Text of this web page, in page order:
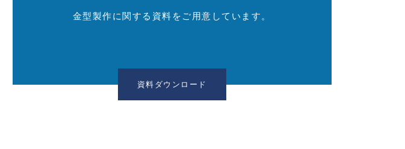
金型製作に関する資料をご用意しています。
資料ダウンロード